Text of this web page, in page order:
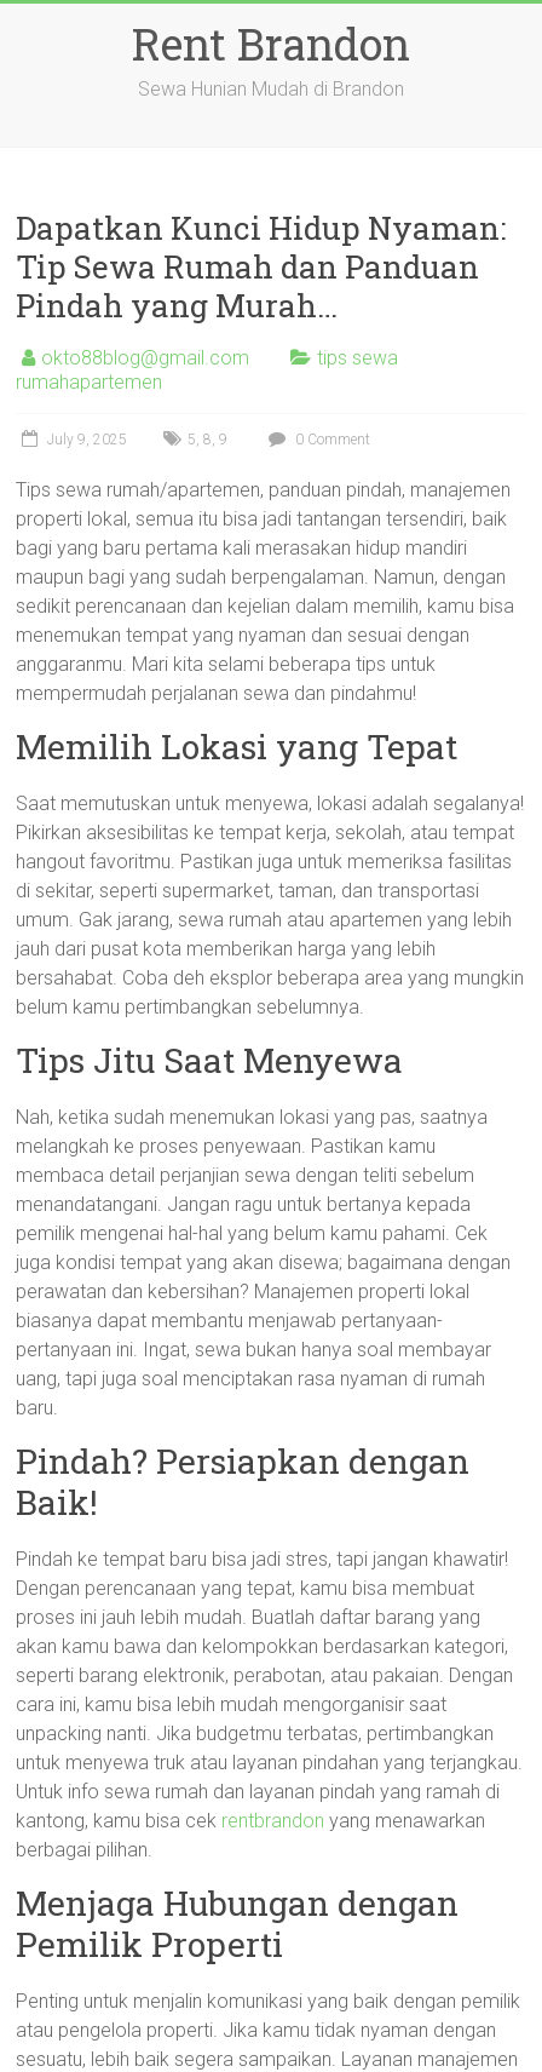
Rent Brandon
Sewa Hunian Mudah di Brandon
Dapatkan Kunci Hidup Nyaman:
Tip Sewa Rumah dan Panduan
Pindah yang Murah…
okto88blog@gmail.com
tips sewa
rumahapartemen
July 9, 2025 5,8,9 0 Comment
Tips sewa rumah/apartemen, panduan pindah, manajemen
properti lokal, semua itu bisa jadi tantangan tersendiri, baik
bagi yang baru pertama kali merasakan hidup mandiri
maupun bagi yang sudah berpengalaman. Namun, dengan
sedikit perencanaan dan kejelian dalam memilih, kamu bisa
menemukan tempat yang nyaman dan sesuai dengan
anggaranmu. Mari kita selami beberapa tips untuk
mempermudah perjalanan sewa dan pindahmu!
Memilih Lokasi yang Tepat
Saat memutuskan untuk menyewa, lokasi adalah segalanya!
Pikirkan aksesibilitas ke tempat kerja, sekolah, atau tempat
hangout favoritmu. Pastikan juga untuk memeriksa fasilitas
di sekitar, seperti supermarket, taman, dan transportasi
umum. Gak jarang, sewa rumah atau apartemen yang lebih
jauh dari pusat kota memberikan harga yang lebih
bersahabat. Coba deh eksplor beberapa area yang mungkin
belum kamu pertimbangkan sebelumnya.
Tips Jitu Saat Menyewa
Nah, ketika sudah menemukan lokasi yang pas, saatnya
melangkah ke proses penyewaan. Pastikan kamu
membaca detail perjanjian sewa dengan teliti sebelum
menandatangani. Jangan ragu untuk bertanya kepada
pemilik mengenai hal-hal yang belum kamu pahami. Cek
juga kondisi tempat yang akan disewa; bagaimana dengan
perawatan dan kebersihan? Manajemen properti lokal
biasanya dapat membantu menjawab pertanyaan-
pertanyaan ini. Ingat, sewa bukan hanya soal membayar
uang, tapi juga soal menciptakan rasa nyaman di rumah
baru.
Pindah? Persiapkan dengan
Baik!
Pindah ke tempat baru bisa jadi stres, tapi jangan khawatir!
Dengan perencanaan yang tepat, kamu bisa membuat
proses ini jauh lebih mudah. Buatlah daftar barang yang
akan kamu bawa dan kelompokkan berdasarkan kategori,
seperti barang elektronik, perabotan, atau pakaian. Dengan
cara ini, kamu bisa lebih mudah mengorganisir saat
unpacking nanti. Jika budgetmu terbatas, pertimbangkan
untuk menyewa truk atau layanan pindahan yang terjangkau.
Untuk info sewa rumah dan layanan pindah yang ramah di
kantong, kamu bisa cek rentbrandon yang menawarkan
berbagai pilihan.
Menjaga Hubungan dengan
Pemilik Properti
Penting untuk menjalin komunikasi yang baik dengan pemilik
atau pengelola properti. Jika kamu tidak nyaman dengan
sesuatu, lebih baik segera sampaikan. Layanan manajemen